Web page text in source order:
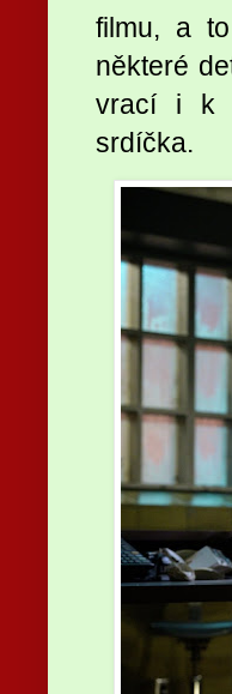
filmu, a
některé
vrací i k
srdíčka.